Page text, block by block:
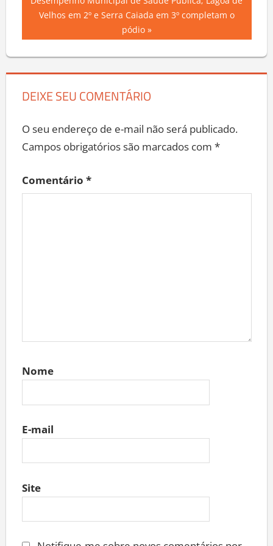
Desempenho Municipal de Saúde Pública; Lagoa de
Velhos em 2º e Serra Caiada em 3º completam o
pódio
DEIXE SEU COMENTÁRIO
O seu endereço de e-mail não será publicado.
Campos obrigatórios são marcados com *
Comentário *
Nome
E-mail
Site